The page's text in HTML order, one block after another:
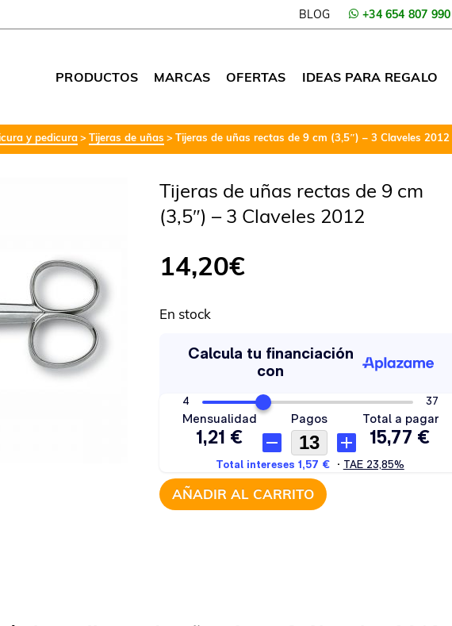
BLOG +34 654 807 990
PRODUCTOS MARCAS OFERTAS IDEAS PARA REGALO
y pedicura Tijeras de uñas Tijeras de uñas rectas de 9 cm (3,5″) – 3 Claveles 2012
Tijeras de uñas rectas de 9 cm
(3,5″) – 3 Claveles 2012
14,20€
En stock
AÑADIR AL CARRITO